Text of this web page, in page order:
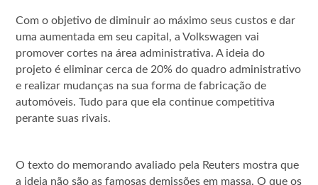
Com o objetivo de diminuir ao máximo seus custos e dar
uma aumentada em seu capital, a Volkswagen vai
promover cortes na área administrativa. A ideia do
projeto é eliminar cerca de 20% do quadro administrativo
e realizar mudanças na sua forma de fabricação de
automóveis. Tudo para que ela continue competitiva
perante suas rivais.
O texto do memorando avaliado pela Reuters mostra que
a ideia não são as famosas demissões em massa. O que os